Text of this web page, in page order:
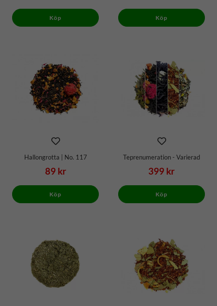
Köp Köp
Hallongrotta | No. 117
89 kr
Köp
Teprenumeration - Varierad
399 kr
Köp